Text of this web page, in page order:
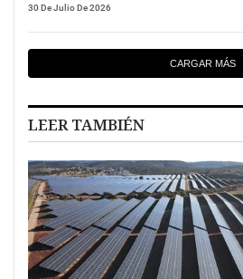
30 De Julio De 2026
CARGAR MÁS
LEER TAMBIÉN